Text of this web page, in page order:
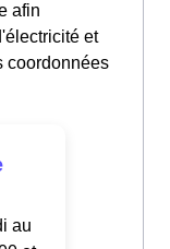
afin
et
coordonnées
au